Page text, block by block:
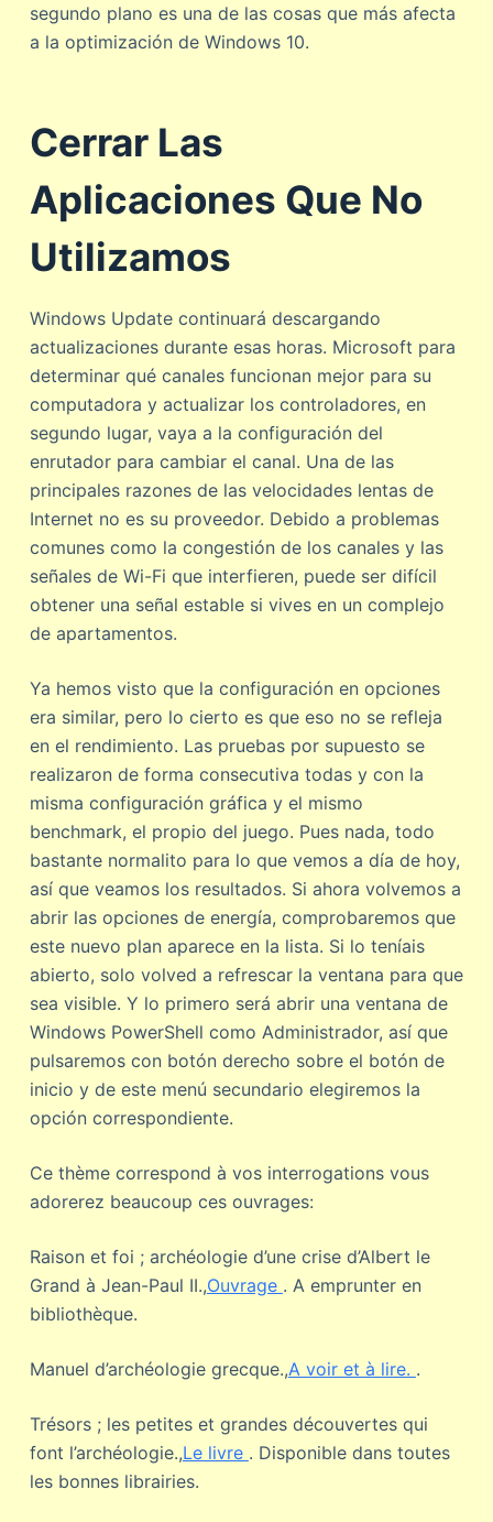
segundo plano es una de las cosas que más afecta
a la optimización de Windows 10.
Cerrar Las
Aplicaciones Que No
Utilizamos
Windows Update continuará descargando
actualizaciones durante esas horas. Microsoft para
determinar qué canales funcionan mejor para su
computadora y actualizar los controladores, en
segundo lugar, vaya a la configuración del
enrutador para cambiar el canal. Una de las
principales razones de las velocidades lentas de
Internet no es su proveedor. Debido a problemas
comunes como la congestión de los canales y las
señales de Wi-Fi que interfieren, puede ser difícil
obtener una señal estable si vives en un complejo
de apartamentos.
Ya hemos visto que la configuración en opciones
era similar, pero lo cierto es que eso no se refleja
en el rendimiento. Las pruebas por supuesto se
realizaron de forma consecutiva todas y con la
misma configuración gráfica y el mismo
benchmark, el propio del juego. Pues nada, todo
bastante normalito para lo que vemos a día de hoy,
así que veamos los resultados. Si ahora volvemos a
abrir las opciones de energía, comprobaremos que
este nuevo plan aparece en la lista. Si lo teníais
abierto, solo volved a refrescar la ventana para que
sea visible. Y lo primero será abrir una ventana de
Windows PowerShell como Administrador, así que
pulsaremos con botón derecho sobre el botón de
inicio y de este menú secundario elegiremos la
opción correspondiente.
Ce thème correspond à vos interrogations vous
adorerez beaucoup ces ouvrages:
Raison et foi ; archéologie d’une crise d’Albert le
Grand à Jean-Paul II.,Ouvrage . A emprunter en
bibliothèque.
Manuel d’archéologie grecque.,A voir et à lire. .
Trésors ; les petites et grandes découvertes qui
font l’archéologie.,Le livre . Disponible dans toutes
les bonnes librairies.